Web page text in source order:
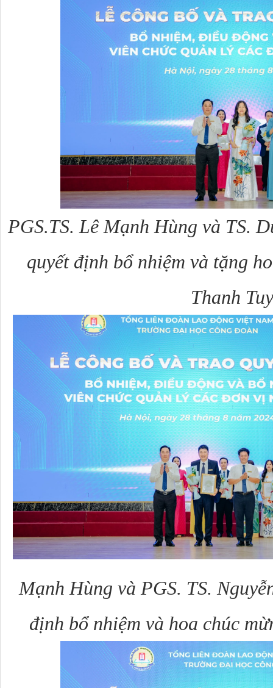
PGS.TS. Lê Mạnh Hùng và TS.
quyết định bổ nhiệm và tặng
Thanh
Mạnh Hùng và PGS. TS.
định bổ nhiệm và hoa chúc